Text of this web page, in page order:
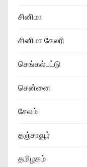
சினிமா
சினிமா கேலரி
செங்கல்பட்டு
சென்னை
சேலம்
தஞ்சாவூர்
தமிழகம்